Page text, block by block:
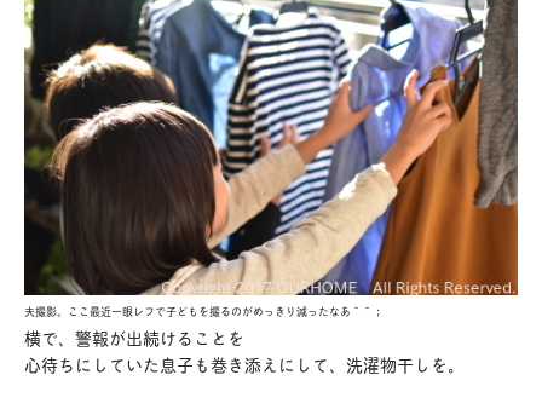
夫撮影。ここ最近一眼レフで子どもを撮るのがめっきり減ったなあ＾＾；
横で、警報が出続けることを
心待ちにしていた息子も巻き添えにして、洗濯物干しを。